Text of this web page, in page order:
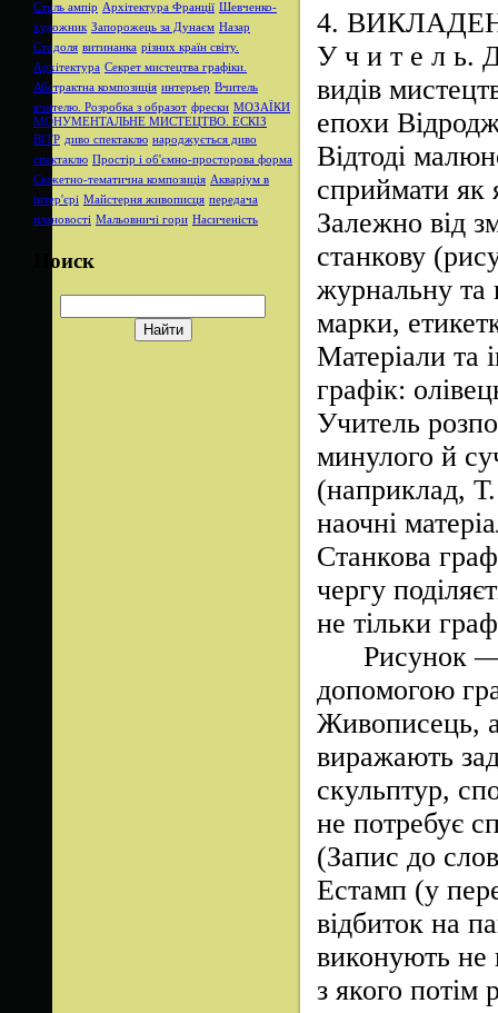
Стиль ампір Архітектура Франції Шевченко-
художник Запорожець за Дунаєм Назар
Стодоля витинанка різних країн світу.
Архітектура Секрет мистецтва графіки.
Абстрактна композиція интерьер Вчитель
вчителю. Розробка з образот фрески МОЗАЇКИ
МОНУМЕНТАЛЬНЕ МИСТЕЦТВО. ЕСКІЗ
ВІТР диво спектаклю народжується диво
спектаклю Простір і об'ємно-просторова форма
Сюжетно-тематична композиція Акваріум в
інтер'єрі Майстерня живописця передача
плановості Мальовничі гори Насиченість
Поиск
4.
У ч и т е л ь.
видів
епохи
Відтоді
сприймати як
Залежно від
станкову
журнальну та
марки,
Матеріали та
графік:
Учитель
минулого й
(наприклад,
наочні
Станкова
чергу
не тільки
Рисунок —
допомогою
Живописець,
виражають
скульптур,
не потребує
(Запис до
Естамп (у
відбиток на
виконують не
з якого потім